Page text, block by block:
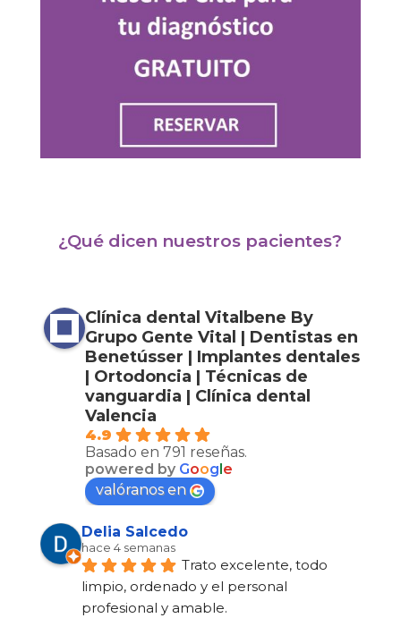
¿Qué dicen nuestros pacientes?
Clínica dental Vitalbene By
Grupo Gente Vital | Dentistas en
Benetússer | Implantes dentales
| Ortodoncia | Técnicas de
vanguardia | Clínica dental
Valencia
4.9
Basado en 791 reseñas.
powered by Google
valóranos en
Delia Salcedo
hace 4 semanas
Trato excelente, todo
limpio, ordenado y el personal
profesional y amable.